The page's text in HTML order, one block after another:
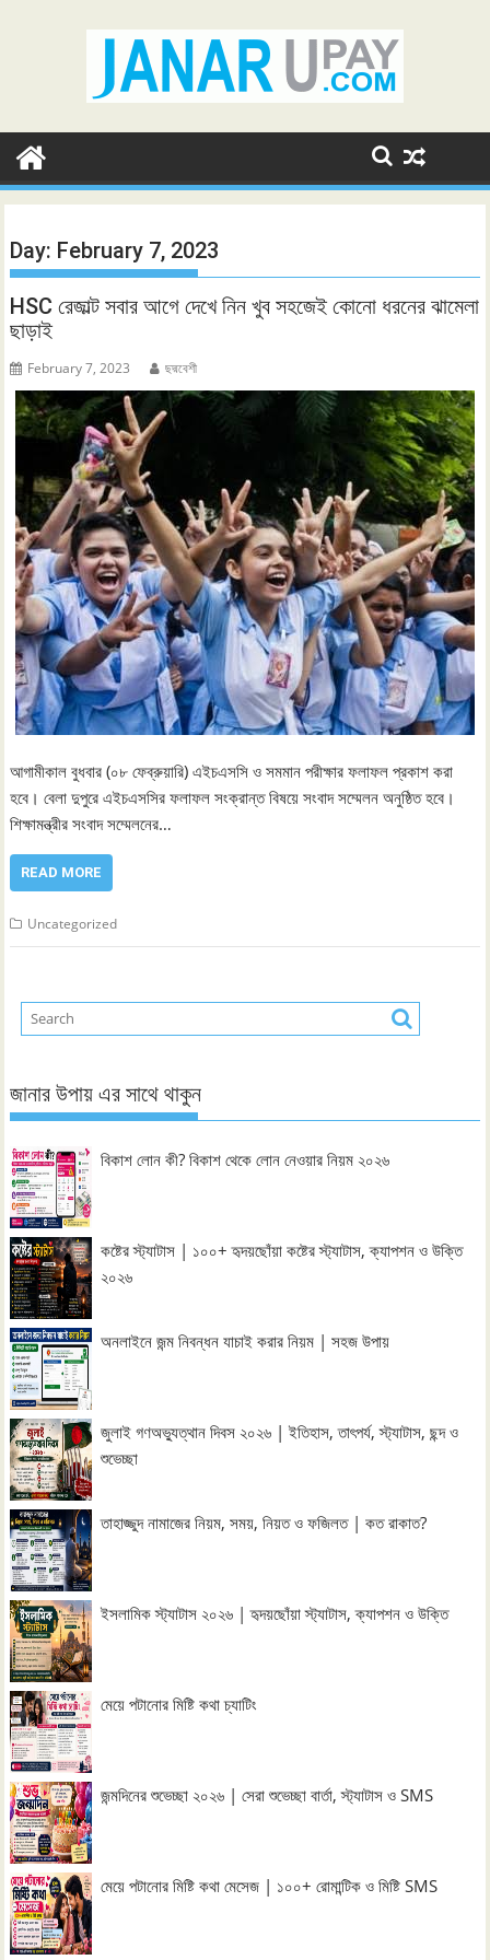
Day: February 7, 2023
HSC রেজাল্ট সবার আগে দেখে নিন খুব সহজেই কোনো ধরনের ঝামেলা
ছাড়াই
February 7, 2023 ছদ্মবেশী
আগামীকাল বুধবার (০৮ ফেব্রুয়ারি) এইচএসসি ও সমমান পরীক্ষার ফলাফল প্রকাশ করা
হবে। বেলা দুপুরে এইচএসসির ফলাফল সংক্রান্ত বিষয়ে সংবাদ সম্মেলন অনুষ্ঠিত হবে।
শিক্ষামন্ত্রীর সংবাদ সম্মেলনের…
READ MORE
Uncategorized
জানার উপায় এর সাথে থাকুন
বিকাশ লোন কী? বিকাশ থেকে লোন নেওয়ার নিয়ম ২০২৬
কষ্টের স্ট্যাটাস | ১০০+ হৃদয়ছোঁয়া কষ্টের স্ট্যাটাস, ক্যাপশন ও উক্তি
২০২৬
অনলাইনে জন্ম নিবন্ধন যাচাই করার নিয়ম | সহজ উপায়
জুলাই গণঅভ্যুত্থান দিবস ২০২৬ | ইতিহাস, তাৎপর্য, স্ট্যাটাস, ছন্দ ও
শুভেচ্ছা
তাহাজ্জুদ নামাজের নিয়ম, সময়, নিয়ত ও ফজিলত | কত রাকাত?
ইসলামিক স্ট্যাটাস ২০২৬ | হৃদয়ছোঁয়া স্ট্যাটাস, ক্যাপশন ও উক্তি
মেয়ে পটানোর মিষ্টি কথা চ্যাটিং
জন্মদিনের শুভেচ্ছা ২০২৬ | সেরা শুভেচ্ছা বার্তা, স্ট্যাটাস ও SMS
মেয়ে পটানোর মিষ্টি কথা মেসেজ | ১০০+ রোমান্টিক ও মিষ্টি SMS